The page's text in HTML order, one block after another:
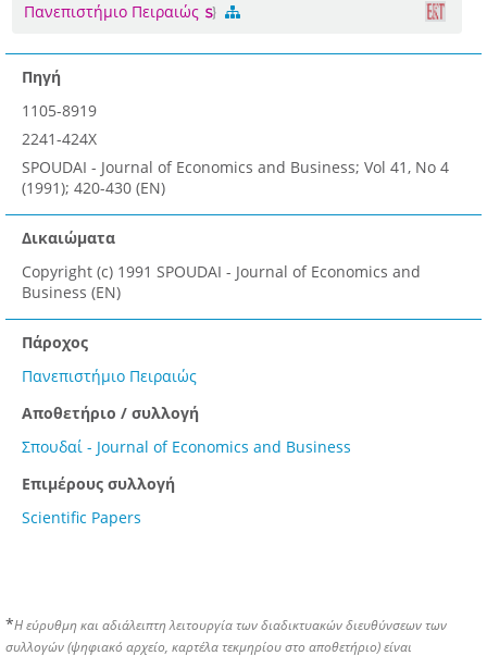
Πανεπιστήμιο Πειραιώς
Πηγή
1105-8919
2241-424X
SPOUDAI - Journal of Economics and Business; Vol 41, No 4
(1991); 420-430 (EN)
Δικαιώματα
Copyright (c) 1991 SPOUDAI - Journal of Economics and
Business (EN)
Πάροχος
Πανεπιστήμιο Πειραιώς
Αποθετήριο / συλλογή
Σπουδαί - Journal of Economics and Business
Επιμέρους συλλογή
Scientific Papers
*Η εύρυθμη και αδιάλειπτη λειτουργία των διαδικτυακών διευθύνσεων των
συλλογών (ψηφιακό αρχείο, καρτέλα τεκμηρίου στο αποθετήριο) είναι